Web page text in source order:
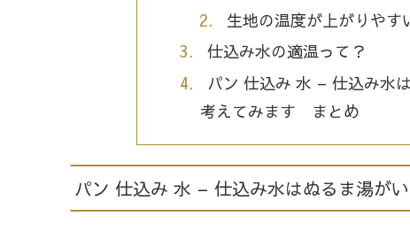
生地の温度が上がりやす
仕込み水の適温って？
パン 仕込み 水 – 仕込み水
考えてみます まとめ
パン 仕込み 水 – 仕込み水はぬるま湯が